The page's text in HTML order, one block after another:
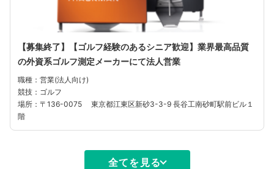
【募集終了】【ゴルフ経験のあるシニア歓迎】業界最高品質
の外資系ゴルフ測定メーカーにて法人営業
職種：営業(法人向け)
競技：ゴルフ
場所：〒136-0075 東京都江東区新砂3-3-9 長谷工南砂町駅前ビル１
階
全てを見る